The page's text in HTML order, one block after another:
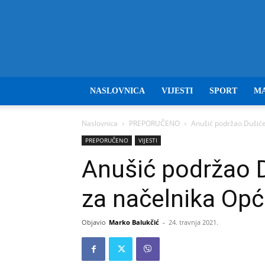
NASLOVNICA VIJESTI SPORT
Naslovnica PREPORUČENO Anušić podržao
PREPORUČENO VIJESTI
Anušić podržao
za načelnika
Objavio Marko Balukčić - 24. travnja 2021.